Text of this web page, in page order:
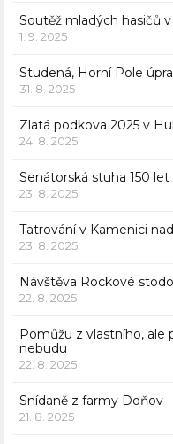
Soutěž mladých hasičů
1. 9. 2025
Studená, Horní Pole
31. 8. 2025
Zlatá podkova 2025 v
24. 8. 2025
Senátorská stuha 150
23. 8. 2025
Tatrování v Kamenici
23. 8. 2025
Návštěva Rockové
22. 8. 2025
Pomůžu z vlastního, ale
nebudu
22. 8. 2025
Snídaně z farmy Doňov
21. 8. 2025